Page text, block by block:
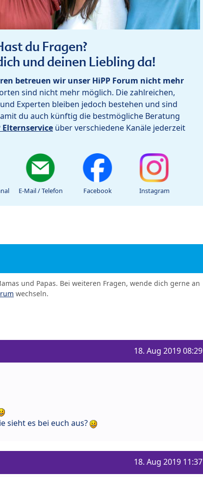
du Fragen?
und deinen Liebling da!
betreuen wir unser HiPP Forum nicht mehr
sind nicht mehr möglich. Die zahlreichen,
Experten bleiben jedoch bestehen und sind
du auch künftig die bestmögliche Beratung
Elternservice über verschiedene Kanäle jederzeit
E-Mail / Telefon Facebook Instagram
und Papas. Bei weiteren Fragen, wende dich gerne an
wechseln.
18. Aug 2019 08:29
sieht es bei euch aus?
18. Aug 2019 11:37